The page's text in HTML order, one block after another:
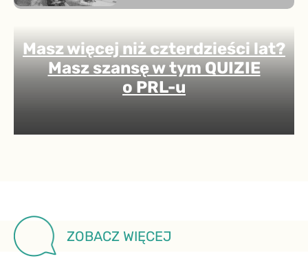
Masz więcej niż czterdzieści lat?
Masz szansę w tym QUIZIE
o PRL-u
ZOBACZ WIĘCEJ